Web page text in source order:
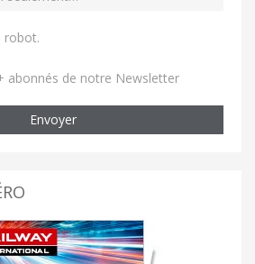
robot.
abonnés de notre Newsletter
Envoyer